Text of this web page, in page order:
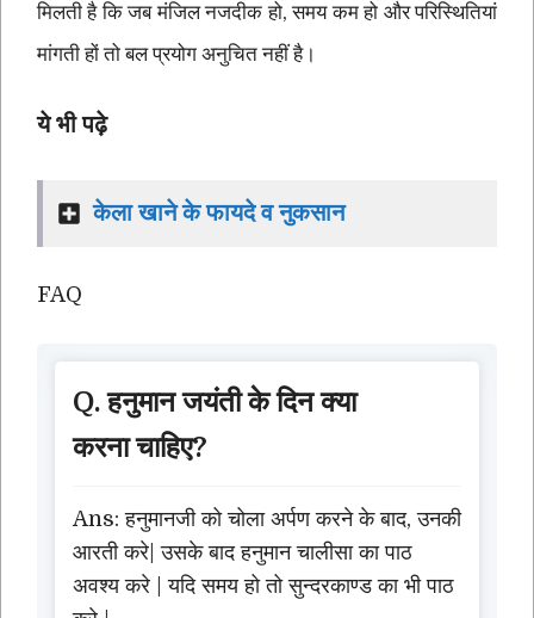
मिलती है कि जब मंजिल नजदीक हो, समय कम हो और परिस्थितियां
मांगती हों तो बल प्रयोग अनुचित नहीं है।
ये भी पढ़े
केला खाने के फायदे व नुकसान
FAQ
Q. हनुमान जयंती के दिन क्या
करना चाहिए?
Ans: हनुमानजी को चोला अर्पण करने के बाद, उनकी
आरती करे| उसके बाद हनुमान चालीसा का पाठ
अवश्य करे | यदि समय हो तो सुन्दरकाण्ड का भी पाठ